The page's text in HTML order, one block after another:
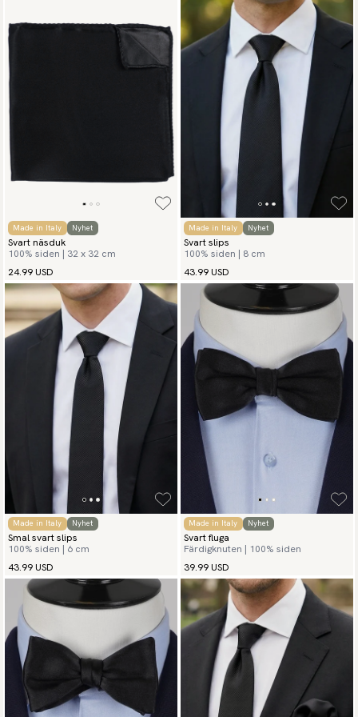
Made in Italy Nyhet
Svart näsduk
100% siden | 32 x 32 cm
24.99 USD
Made in Italy Nyhet
Svart slips
100% siden | 8 cm
43.99 USD
Made in Italy Nyhet
Smal svart slips
100% siden | 6 cm
43.99 USD
Made in Italy Nyhet
Svart fluga
Färdigknuten | 100% siden
39.99 USD